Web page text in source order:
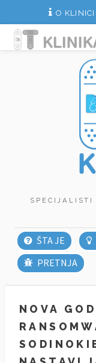
O KLINICI
ŠTA JE
PRETNJA
NOVA
SPECIJALISTI